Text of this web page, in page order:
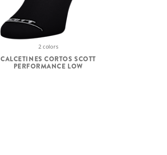
2 colors
CALCETINES CORTOS SCOTT
PERFORMANCE LOW